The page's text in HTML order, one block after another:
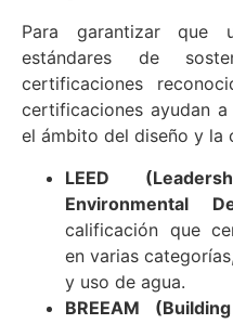
Para garantizar que
estándares de
certificaciones
certificaciones ayudan
el ámbito del diseño y la
LEED
Environmental
calificación que
en varias
y uso de agua.
BREEAM